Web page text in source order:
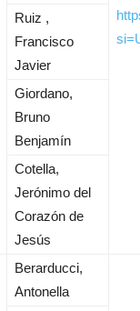
Ruiz ,
Francisco
Javier
Giordano,
Bruno
Benjamín
Cotella,
Jerónimo del
Corazón de
Jesús
Berarducci,
Antonella